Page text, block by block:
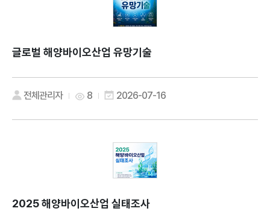
글로벌 해양바이오산업 유망기술
전체관리자 8 2026-07-16
2025 해양바이오산업 실태조사